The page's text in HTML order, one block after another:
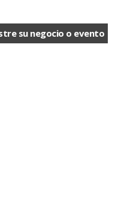
su negocio o evento